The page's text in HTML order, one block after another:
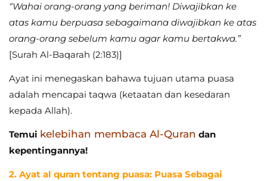
“Wahai orang-orang yang beriman! Diwajibkan ke
atas kamu berpuasa sebagaimana diwajibkan ke atas
orang-orang sebelum kamu agar kamu bertakwa.”
[Surah Al-Baqarah (2:183)]
Ayat ini menegaskan bahawa tujuan utama puasa
adalah mencapai taqwa (ketaatan dan kesedaran
kepada Allah).
Temui kelebihan membaca Al-Quran dan
kepentingannya!
2. Ayat al quran tentang puasa: Puasa Sebagai